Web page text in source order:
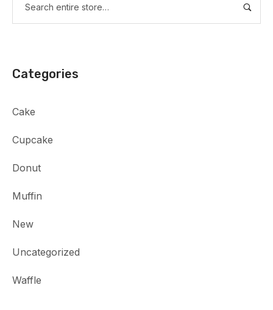
Categories
Cake
Cupcake
Donut
Muffin
New
Uncategorized
Waffle